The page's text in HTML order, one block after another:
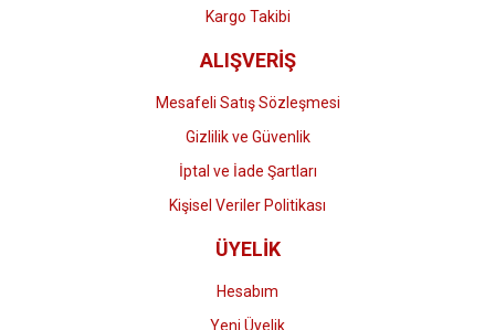
Kargo Takibi
ALIŞVERİŞ
Mesafeli Satış Sözleşmesi
Gizlilik ve Güvenlik
İptal ve İade Şartları
Kişisel Veriler Politikası
ÜYELİK
Hesabım
Yeni Üyelik